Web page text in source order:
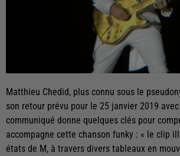
Matthieu Chedid, plus connu sous le
son retour prévu pour le 25 janvier 2019 avec
communiqué donne quelques clés pour
accompagne cette chanson funky : « le clip
états de M, à travers divers tableaux en